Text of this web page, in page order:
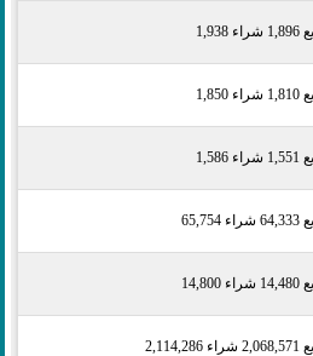
1,938
1,850
1,586
65,754
14,800
2,114,286